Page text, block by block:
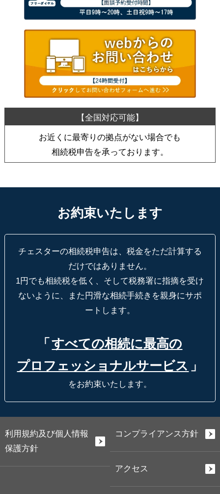
お近くに最寄りの拠点がない場合でも
相続税申告を承っております。
お約束いたします
チェスターの相続税申告は、税金をただ計算する
だけではありません。
1円でも相続税を低く、そして税務署に指摘を受け
ないように、
また円滑な相続手続きを親身にサポ
ートします。
「 すべての相続に最高の
プロフェッショナルサービス 」
をお約束いたします。
利用規約及び個人情報
保護方針
コンプライアンス方針
アクセス